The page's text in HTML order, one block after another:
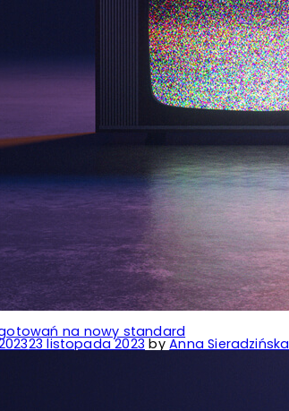
na nowy standard
23 listopada 2023byAnna Sieradzińska